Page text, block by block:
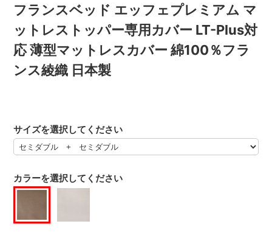
フランスベッド エッフェプレミアム マ
ットレストッパー専用カバー LT-Plus対
応 薄型マットレスカバー 綿100％フラ
ンス綾織 日本製
カラーを選択してください
サイズを選択してください